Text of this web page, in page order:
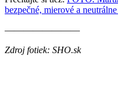
bezpečné, mierové a
————————
Zdroj fotiek: SHO.sk